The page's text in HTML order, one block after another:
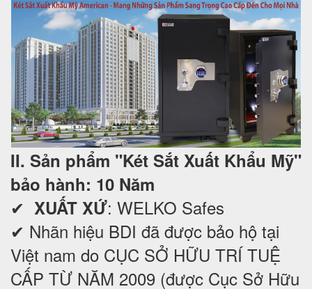
II. Sản phẩm "Két Sắt Xuất Khẩu Mỹ"
bảo hành: 10 Năm
✔ XUẤT XỨ: WELKO Safes
✔ Nhãn hiệu BDI đã được bảo hộ tại
Việt nam do CỤC SỞ HỮU TRÍ TUỆ
CẤP TỪ NĂM 2009 (được Cục Sở Hữu